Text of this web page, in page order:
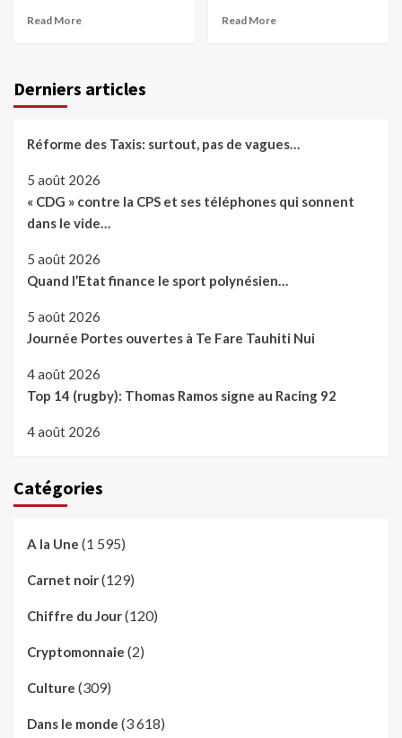
Read More Read More
Derniers articles
Réforme des Taxis: surtout, pas de vagues…
5 août 2026
« CDG » contre la CPS et ses téléphones qui sonnent
dans le vide…
5 août 2026
Quand l’Etat finance le sport polynésien…
5 août 2026
Journée Portes ouvertes à Te Fare Tauhiti Nui
4 août 2026
Top 14 (rugby): Thomas Ramos signe au Racing 92
4 août 2026
Catégories
A la Une (1 595)
Carnet noir(129)
Chiffre du Jour(120)
Cryptomonnaie (2)
Culture (309)
Dans le monde (3 618)